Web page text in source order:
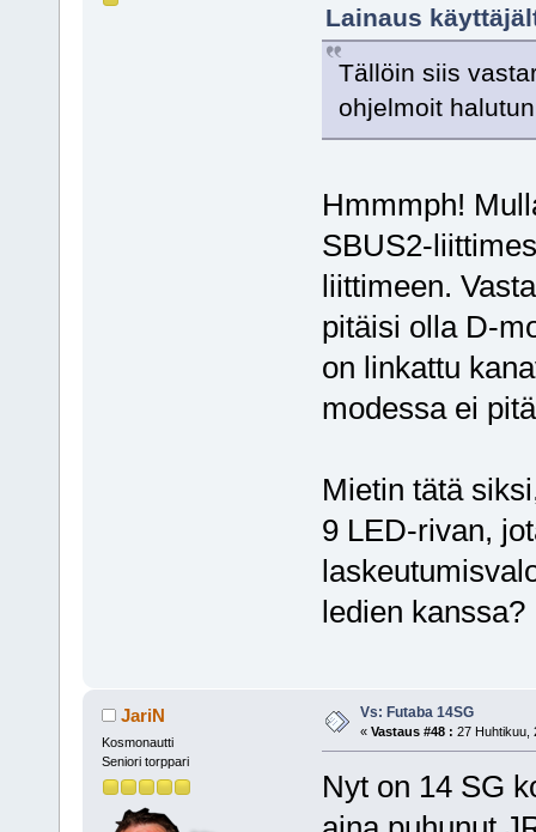
Lainaus
Tällöin siis
ohjelmoit
Hmmmph!
SBUS2-
liittimeen.
pitäisi olla D-
on linkattu
modessa ei
Mietin tätä
9 LED-rivan,
ledien kanssa?
JariN
Kosmonautti
Seniori torppari
Vs: Futaba 14SG
« Vastaus #48 : 27 Huhtikuu,
Nyt on 14 SG